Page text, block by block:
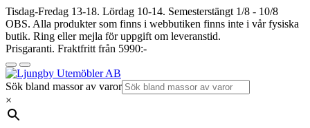
Tisdag-Fredag 13-18. Lördag 10-14. Semesterstängt 1/8 - 10/8
OBS. Alla produkter som finns i webbutiken finns inte i vår fysiska
butik. Ring eller mejla för uppgift om leveranstid.
Prisgaranti. Fraktfritt från 5990:-
Sök bland massor av varor
×